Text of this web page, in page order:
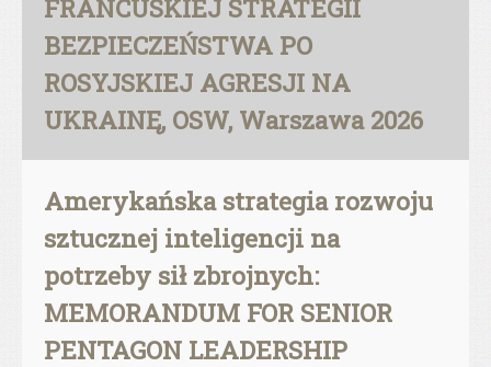
FRANCUSKIEJ STRATEGII
BEZPIECZEŃSTWA PO
ROSYJSKIEJ AGRESJI NA
UKRAINĘ, OSW, Warszawa 2026
Amerykańska strategia rozwoju
sztucznej inteligencji na
potrzeby sił zbrojnych:
MEMORANDUM FOR SENIOR
PENTAGON LEADERSHIP